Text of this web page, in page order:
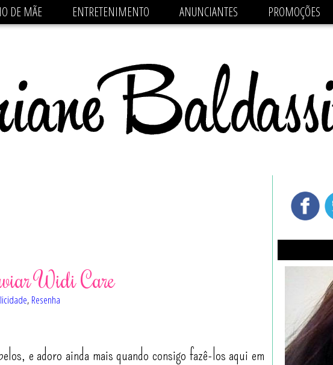
pagead2.googlesyndication.com/pagead/js/
DE MÃE ENTRETENIMENTO ANUNCIANTES PROMOÇÕES
Widi Care
, Resenha
e adoro ainda mais quando consigo fazê-los aqui em